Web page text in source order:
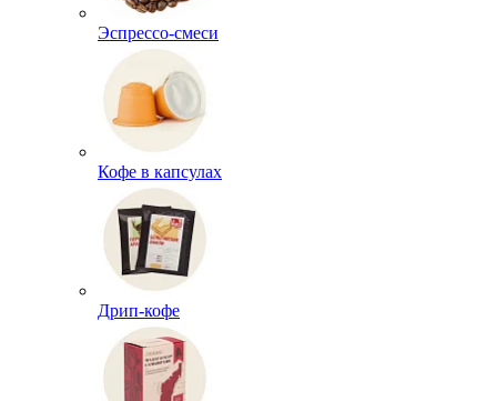
Эспрессо-смеси
Кофе в капсулах
Дрип-кофе